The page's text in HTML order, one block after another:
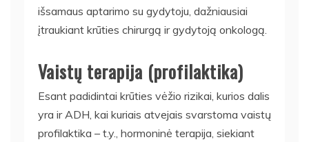
išsamaus aptarimo su gydytoju, dažniausiai
įtraukiant krūties chirurgą ir gydytoją onkologą.
Vaistų terapija (profilaktika)
Esant padidintai krūties vėžio rizikai, kurios dalis
yra ir ADH, kai kuriais atvejais svarstoma vaistų
profilaktika – t.y., hormoninė terapija, siekiant